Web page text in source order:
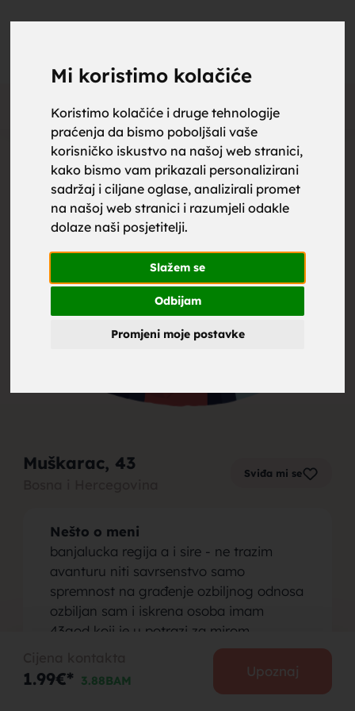
Mi koristimo kolačiće
Koristimo kolačiće i druge tehnologije
praćenja da bismo poboljšali vaše
korisničko iskustvo na našoj web stranici,
kako bismo vam prikazali personalizirani
sadržaj i ciljane oglase, analizirali promet
na našoj web stranici i razumjeli odakle
dolaze naši posjetitelji.
Slažem se
Odbijam
Promjeni moje postavke
Oglas
Muškarac, 43 Sviđa mi se
Nešto o meni
banjalucka regija a i sire - ne trazim
avanturu niti savrsenstvo samo
spremnost na građenje ozbiljnog odnosa
ozbiljan sam i iskrena osoba imam
43god koji je u potrazi za mirom
emocijom i postovanjem nemam djecu
Osoba koju tražim
molim da se jave ozbiljne i slobodne za
1.99€* 3.88BAM
Upoznaj
upoznaj
za brak,
zene za
brak,
muskarci
za brak,